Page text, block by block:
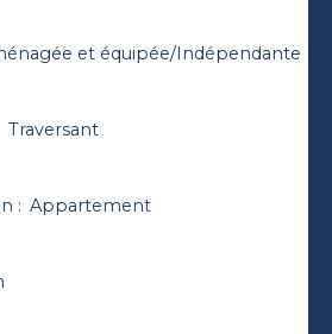
et équipée/Indépendante
Traversant
: Appartement